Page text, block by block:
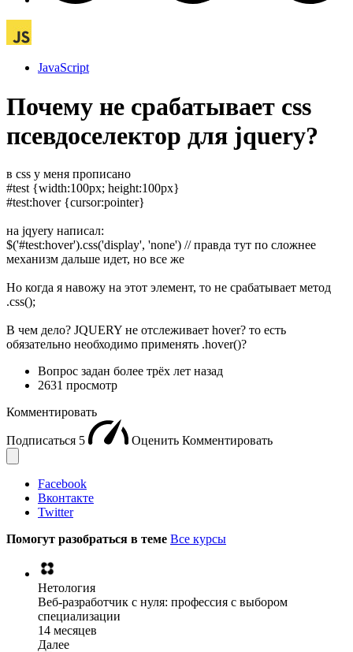
JavaScript
Почему не срабатывает css
псевдоселектор для jquery?
в css у меня прописано
#test {width:100px; height:100px}
#test:hover {cursor:pointer}
на jqyery написал:
$('#test:hover').css('display', 'none') // правда тут по сложнее
механизм дальше идет, но все же
Но когда я навожу на этот элемент, то не срабатывает метод
.css();
В чем дело? JQUERY не отслеживает hover? то есть
обязательно необходимо применять .hover()?
Вопрос задан более трёх лет назад
2631 просмотр
Комментировать
Подписаться 5 Оценить Комментировать
Facebook
Вконтакте
Twitter
Помогут разобраться в теме Все курсы
Нетология
Веб-разработчик с нуля: профессия с выбором
специализации
14 месяцев
Далее